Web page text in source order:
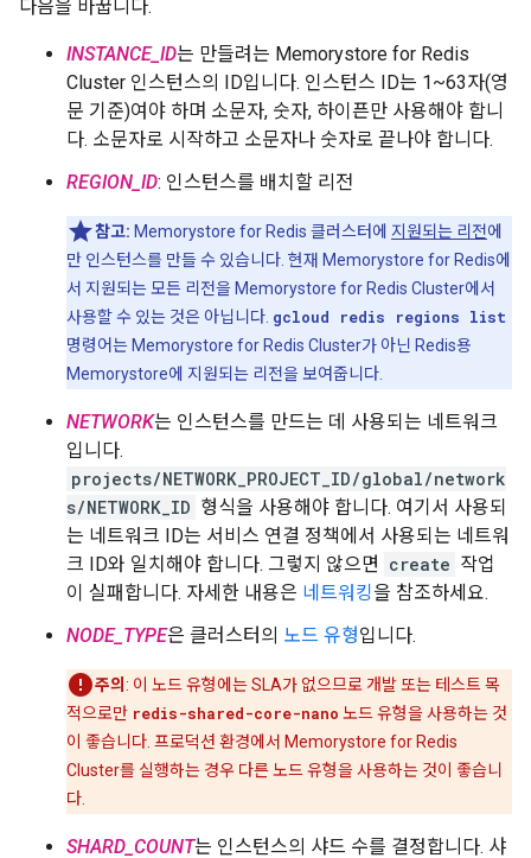
다음을 바꿉니다.
INSTANCE_ID는 만들려는 Memorystore for Redis
Cluster 인스턴스의 ID입니다. 인스턴스 ID는 1~63자(영
문 기준)여야 하며 소문자, 숫자, 하이픈만 사용해야 합니
다. 소문자로 시작하고 소문자나 숫자로 끝나야 합니다.
REGION_ID: 인스턴스를 배치할 리전
참고: Memorystore for Redis 클러스터에 지원되는 리전에
만 인스턴스를 만들 수 있습니다. 현재 Memorystore for Redis에
서 지원되는 모든 리전을 Memorystore for Redis Cluster에서
사용할 수 있는 것은 아닙니다. gcloud redis regions list
명령어는 Memorystore for Redis Cluster가 아닌 Redis용
Memorystore에 지원되는 리전을 보여줍니다.
NETWORK는 인스턴스를 만드는 데 사용되는 네트워크
입니다.
projects/NETWORK_PROJECT_ID/global/network
s/NETWORK_ID 형식을 사용해야 합니다. 여기서 사용되
는 네트워크 ID는 서비스 연결 정책에서 사용되는 네트워
크 ID와 일치해야 합니다. 그렇지 않으면 create 작업
이 실패합니다. 자세한 내용은 네트워킹을 참조하세요.
NODE_TYPE은 클러스터의 노드 유형입니다.
주의 : 이 노드 유형에는 SLA가 없으므로 개발 또는 테스트 목
적으로만 redis-shared-core-nano 노드 유형을 사용하는 것
이 좋습니다. 프로덕션 환경에서 Memorystore for Redis
Cluster를 실행하는 경우 다른 노드 유형을 사용하는 것이 좋습니
다.
SHARD_COUNT는 인스턴스의 샤드 수를 결정합니다. 샤